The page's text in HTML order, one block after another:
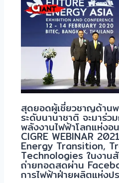
สุดยอดผู้เชี่ยวชาญด้าน
ระดับนานาชาติ จะมาร่ว
พลังงานไฟฟ้าโลกแห่งอ
CIGRE WEBINAR
Energy Transition,
Technologies ในงาน
ถ่ายทอดสดผ่าน
การไฟฟ้าฝ่ายผลิตแห่งป